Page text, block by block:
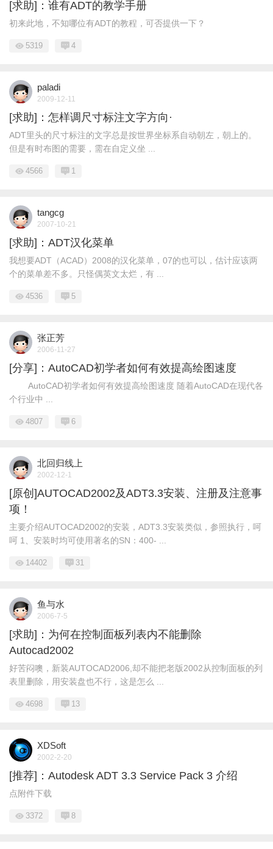
[求助]：谁有ADT的教学手册
初来此地，不知哪位有ADT的教程，可否提供一下？
5319 4
paladi
2009-12-11
[求助]：怎样调尺寸标注文字方向·
ADT里头的尺寸标注的文字总是按世界坐标系自动朝左，朝上的。
但是有时布图的需要，需在自定义坐 ...
4566 1
tangcg
2007-10-21
[求助]：ADT汉化菜单
我想要ADT（ACAD）2008的汉化菜单，07的也可以，估计应该两
个的菜单差不多。只怪偶英文太烂，有 ...
4536 5
张正芳
2006-11-27
[分享]：AutoCAD初学者如何有效提高绘图速度
AutoCAD初学者如何有效提高绘图速度 随着AutoCAD在现代各
个行业中 ...
4807 6
北回归线上
2002-12-1
[原创]AUTOCAD2002及ADT3.3安装、注册及注意事
项！
主要介绍AUTOCAD2002的安装，ADT3.3安装类似，参照执行，呵
呵 1、安装时均可使用著名的SN：400- ...
14402 31
鱼与水
2006-7-5
[求助]：为何在控制面板列表内不能删除
Autocad2002
好苦闷噢，新装AUTOCAD2006,却不能把老版2002从控制面板的列
表里删除，用安装盘也不行，这是怎么 ...
4698 13
XDSoft
2002-2-20
[推荐]：Autodesk ADT 3.3 Service Pack 3 介绍
点附件下载
3372 8